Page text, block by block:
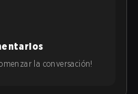
la conversación!